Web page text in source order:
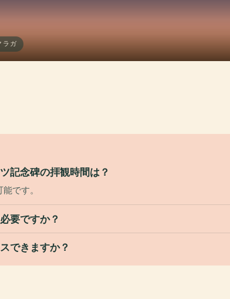
ラガ
記念碑の拝観時間は？
です。
要ですか？
できますか？